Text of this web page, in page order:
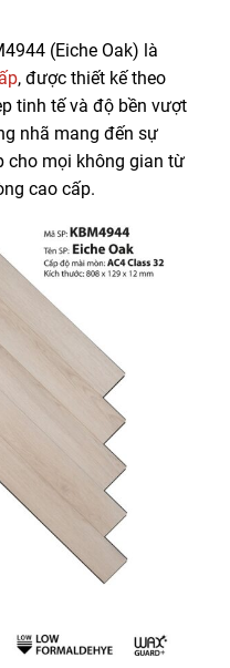
(Eiche Oak) là
, được thiết kế theo
tinh tế và độ bền vượt
nhã mang đến sự
cho mọi không gian từ
cao cấp.